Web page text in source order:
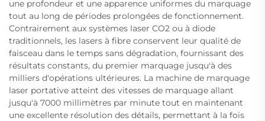
une profondeur et une apparence uniformes du marquage
tout au long de périodes prolongées de fonctionnement.
Contrairement aux systèmes laser CO2 ou à diode
traditionnels, les lasers à fibre conservent leur qualité de
faisceau dans le temps sans dégradation, fournissant des
résultats constants, du premier marquage jusqu'à des
milliers d'opérations ultérieures. La machine de marquage
laser portative atteint des vitesses de marquage allant
jusqu'à 7000 millimètres par minute tout en maintenant
une excellente résolution des détails, permettant à la fois